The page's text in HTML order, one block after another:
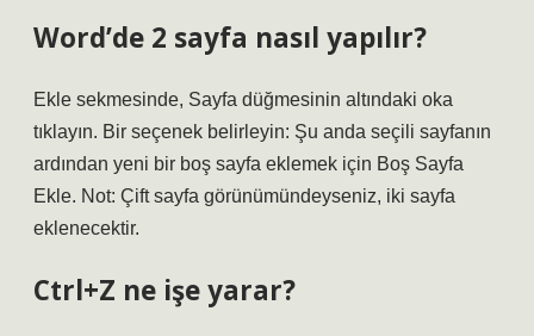
Word’de 2 sayfa nasıl yapılır?
Ekle sekmesinde, Sayfa düğmesinin altındaki oka
tıklayın. Bir seçenek belirleyin: Şu anda seçili sayfanın
ardından yeni bir boş sayfa eklemek için Boş Sayfa
Ekle. Not: Çift sayfa görünümündeyseniz, iki sayfa
eklenecektir.
Ctrl+Z ne işe yarar?